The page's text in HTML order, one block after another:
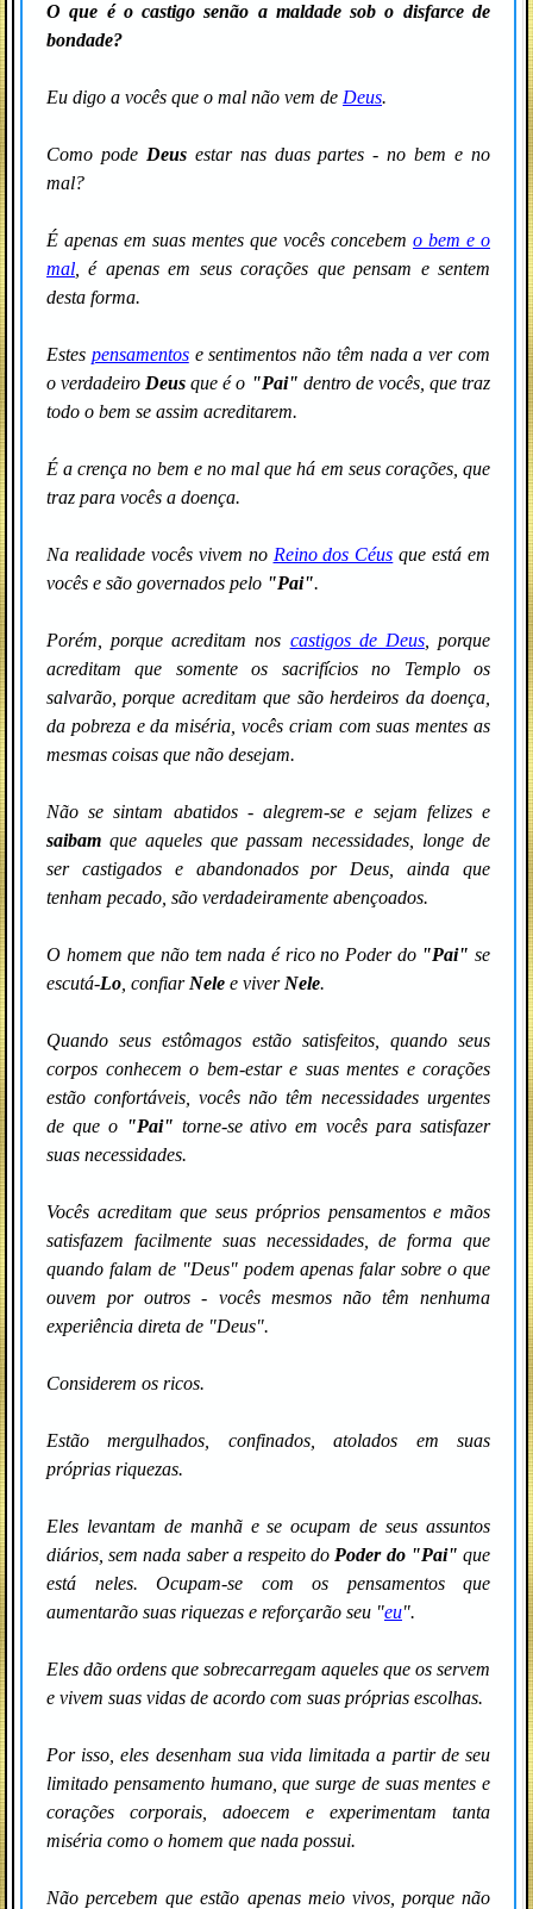
O que é o castigo senão a maldadesob o disfarce de
bondade?
Eu digo a vocês que o mal não vem de Deus.
Como pode Deusestar nas duas partes - no bem e no
mal?
É apenas em suas mentes que vocês concebem o bem e o
mal , é apenas em seus corações que pensam e sentem
desta forma.
Estes pensamentose sentimentos não têm nada a ver com
o verdadeiro Deus que é o "Pai" dentro de vocês, que traz
todo o bem se assim acreditarem.
É a crença no bem e no mal que há em seus corações, que
traz para vocês a doença.
Na realidade vocês vivem no Reino dos Céus que está em
vocês e são governados pelo "Pai".
Porém, porque acreditam nos castigos de Deus, porque
acreditam que somente os sacrifícios no Templo os
salvarão, porque acreditam que são herdeiros da doença,
da pobreza e da miséria, vocês criam com suas mentes as
mesmas coisas que não desejam.
Não se sintam abatidos - alegrem-se e sejam felizes e
saibam que aqueles que passam necessidades, longe de
ser castigados e abandonados por Deus, ainda que
tenham pecado, são verdadeiramente abençoados.
O homem que não tem nada é rico no Poder do "Pai" se
escutá-Lo , confiar Nele e viver Nele.
Quando seus estômagos estão satisfeitos, quando seus
corpos conhecem o bem-estar e suas mentes e corações
estão confortáveis, vocês não têm necessidades urgentes
de que o "Pai" torne-se ativo em vocês para satisfazer
suas necessidades.
Vocês acreditam que seus próprios pensamentos e mãos
satisfazem facilmente suas necessidades, de forma que
quando falam de "Deus" podem apenas falar sobre o que
ouvem por outros - vocês mesmos não têm nenhuma
experiência direta de "Deus".
Considerem os ricos.
Estão mergulhados, confinados, atolados em suas
próprias riquezas.
Eles levantam de manhã e se ocupam de seus assuntos
diários, sem nada saber a respeito do Poder do "Pai" que
está neles. Ocupam-se com os pensamentos que
aumentarão suas riquezas e reforçarão seu "eu".
Eles dão ordens que sobrecarregam aqueles que os servem
e vivem suas vidas de acordo com suas próprias escolhas.
Por isso, eles desenham sua vida limitada a partir de seu
limitado pensamento humano, que surge de suas mentes e
corações corporais, adoecem e experimentam tanta
miséria como o homem que nada possui.
Não percebem que estão apenas meio vivos, porque não